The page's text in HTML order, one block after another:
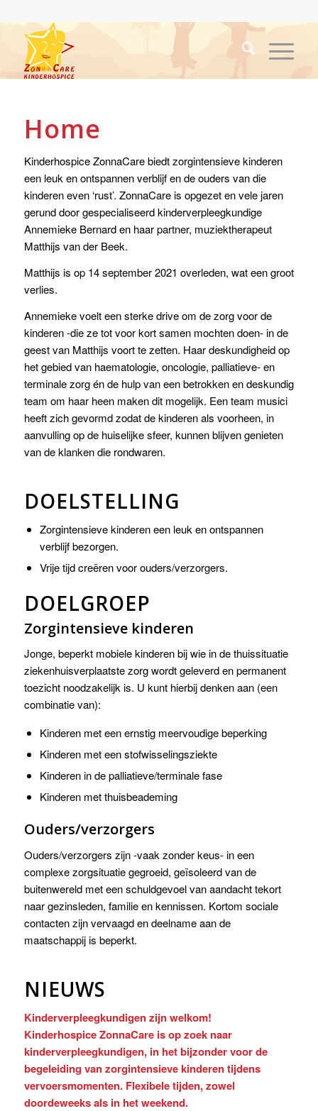
Home
Kinderhospice ZonnaCare biedt zorgintensieve kinderen
een leuk en ontspannen verblijf en de ouders van die
kinderen even ‘rust’. ZonnaCare is opgezet en vele jaren
gerund door gespecialiseerd kinderverpleegkundige
Annemieke Bernard en haar partner, muziektherapeut
Matthijs van der Beek.
Matthijs is op 14 september 2021 overleden, wat een groot
verlies.
Annemieke voelt een sterke drive om de zorg voor de
kinderen -die ze tot voor kort samen mochten doen- in de
geest van Matthijs voort te zetten. Haar deskundigheid op
het gebied van haematologie, oncologie, palliatieve- en
terminale zorg én de hulp van een betrokken en deskundig
team om haar heen maken dit mogelijk. Een team musici
heeft zich gevormd zodat de kinderen als voorheen, in
aanvulling op de huiselijke sfeer, kunnen blijven genieten
van de klanken die rondwaren.
DOELSTELLING
Zorgintensieve kinderen een leuk en ontspannen
verblijf bezorgen.
Vrije tijd creëren voor ouders/verzorgers.
DOELGROEP
Zorgintensieve kinderen
Jonge, beperkt mobiele kinderen bij wie in de thuissituatie
ziekenhuisverplaatste zorg wordt geleverd en permanent
toezicht noodzakelijk is. U kunt hierbij denken aan (een
combinatie van):
Kinderen met een ernstig meervoudige beperking
Kinderen met een stofwisselingsziekte
Kinderen in de palliatieve/terminale fase
Kinderen met thuisbeademing
Ouders/verzorgers
Ouders/verzorgers zijn -vaak zonder keus- in een
complexe zorgsituatie gegroeid, geïsoleerd van de
buitenwereld met een schuldgevoel van aandacht tekort
naar gezinsleden, familie en kennissen. Kortom sociale
contacten zijn vervaagd en deelname aan de
maatschappij is beperkt.
NIEUWS
Kinderverpleegkundigen zijn welkom!
Kinderhospice ZonnaCare is op zoek naar
kinderverpleegkundigen, in het bijzonder voor de
begeleiding van zorgintensieve kinderen tijdens
vervoersmomenten. Flexibele tijden, zowel
doordeweeks als in het weekend.